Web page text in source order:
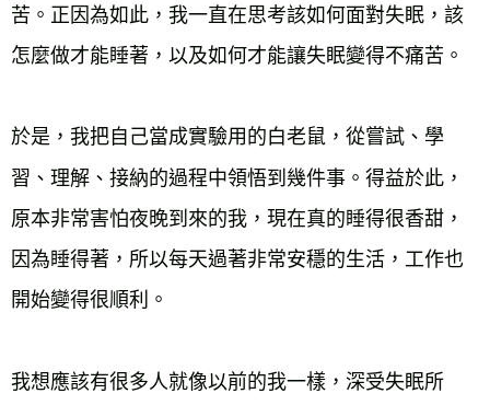
苦。正因為如此，我一直在思考該如何面對失眠，該
怎麼做才能睡著，以及如何才能讓失眠變得不痛苦。
於是，我把自己當成實驗用的白老鼠，從嘗試、學
習、理解、接納的過程中領悟到幾件事。得益於此，
原本非常害怕夜晚到來的我，現在真的睡得很香甜，
因為睡得著，所以每天過著非常安穩的生活，工作也
開始變得很順利。
我想應該有很多人就像以前的我一樣，深受失眠所